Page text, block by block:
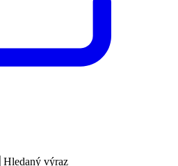
Hledaný výraz